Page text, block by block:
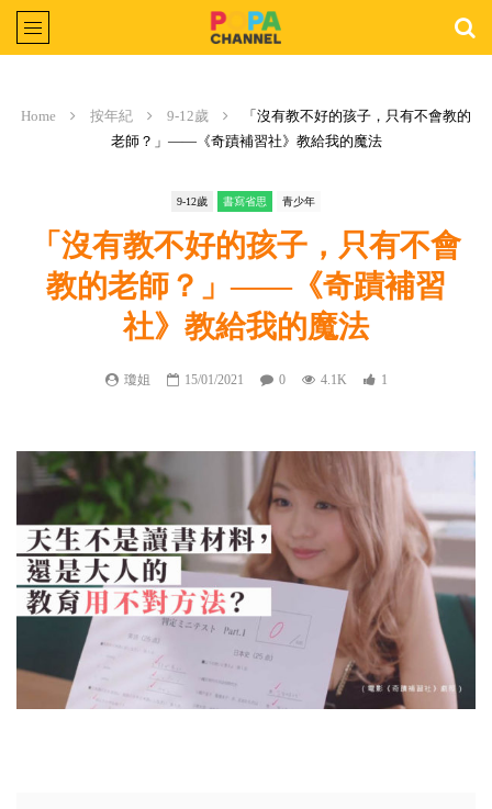
Home 按年紀 9-12歲
「沒有教不好的孩子，只有不會教的
老師？」——《奇蹟補習社》教給我的魔法
9-12歲 書寫省思 青少年
「沒有教不好的孩子，只有不會
教的老師？」——《奇蹟補習
社》教給我的魔法
瓊姐 15/01/2021 0 4.1K 1